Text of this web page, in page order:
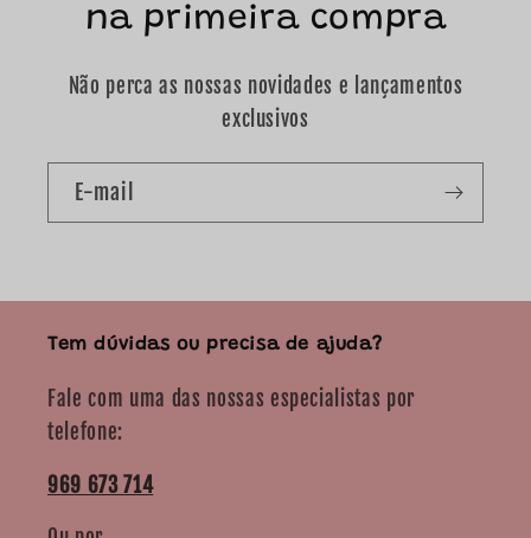
na primeira compra
Não perca as nossas novidades e lançamentos
exclusivos
E-mail
Tem dúvidas ou precisa de ajuda?
Fale com uma das nossas especialistas por
telefone:
969 673 714